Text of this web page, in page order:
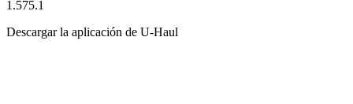
1.575.1
Descargar la aplicación de U-Haul